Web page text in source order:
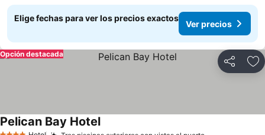
Elige fechas para ver los precios exactos
Ver precios
Compartir
Opción destacada
Pelican Bay Hotel